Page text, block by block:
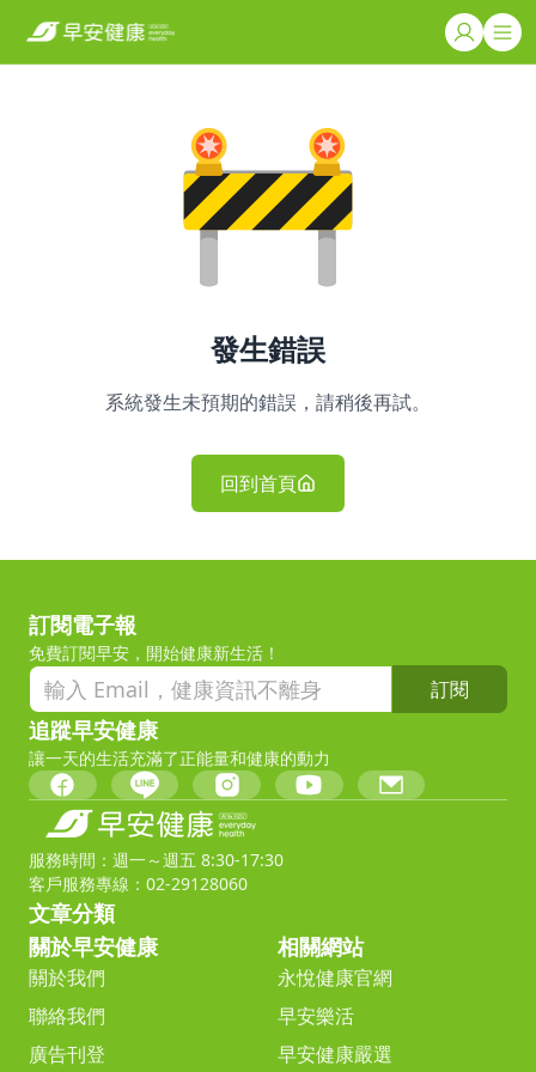
發生錯誤
系統發生未預期的錯誤，請稍後再試。
回到首頁
訂閱電子報
免費訂閱早安，開始健康新生活！
訂閱
追蹤早安健康
讓一天的生活充滿了正能量和健康的動力
服務時間：週一～週五 8:30-17:30
客戶服務專線：02-29128060
文章分類
關於早安健康
關於我們
聯絡我們
廣告刊登
相關網站
永悅健康官網
早安樂活
早安健康嚴選